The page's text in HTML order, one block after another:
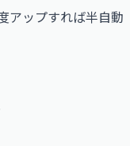
アップすれば半自動